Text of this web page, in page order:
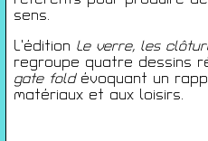
sens.
L’édition Le verre, les
regroupe quatre dessins
gate foldévoquant un
matériaux et aux loisirs.
Politique de
Conditions générales de
Gérer les cookies